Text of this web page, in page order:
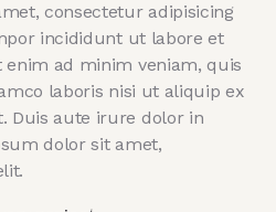
consectetur adipisicing
incididunt ut labore et
enim ad minim veniam, quis
laboris nisi ut aliquip ex
Duis aute irure dolor in
dolor sit amet,